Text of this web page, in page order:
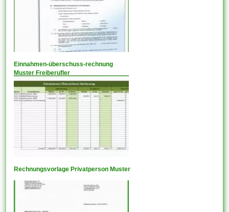
Einnahmen-überschuss-rechnung
Muster Freiberufler
Rechnungsvorlage Privatperson Muster